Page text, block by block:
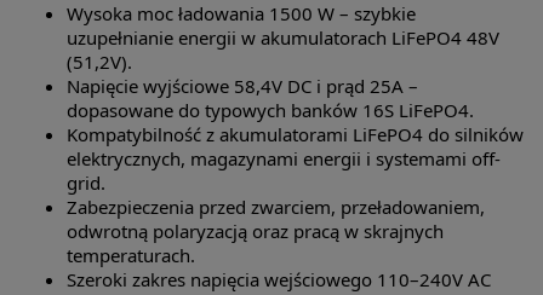
Wysoka moc ładowania 1500 W – szybkie
uzupełnianie energii w akumulatorach LiFePO4 48V
(51,2V).
Napięcie wyjściowe 58,4V DC i prąd 25A –
dopasowane do typowych banków 16S LiFePO4.
Kompatybilność z akumulatorami LiFePO4 do silników
elektrycznych, magazynami energii i systemami off-
grid.
Zabezpieczenia przed zwarciem, przeładowaniem,
odwrotną polaryzacją oraz pracą w skrajnych
temperaturach.
Szeroki zakres napięcia wejściowego 110–240V AC